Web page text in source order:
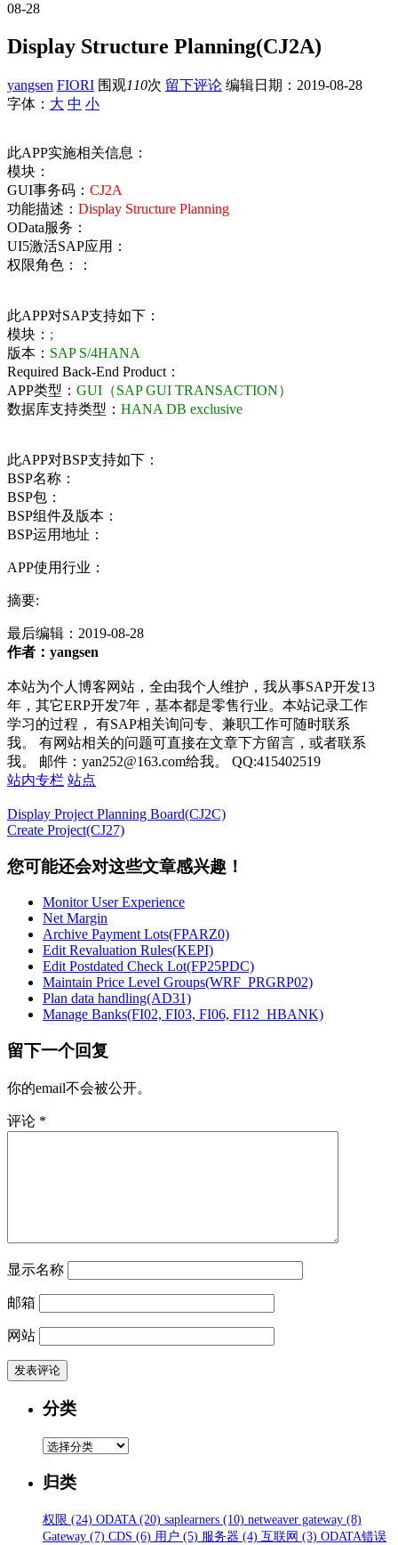
08-28
Display Structure Planning(CJ2A)
yangsen FIORI 围观110次 留下评论 编辑日期： 2019-08-28
字体： 大 中 小
此APP实施相关信息：
模块：
GUI事务码： CJ2A
功能描述： Display Structure Planning
OData服务：
UI5激活SAP应用：
权限角色：：
此APP对SAP支持如下：
模块： ;
版本： SAP S/4HANA
Required Back-End Product：
APP类型： GUI（SAP GUI TRANSACTION）
数据库支持类型： HANA DB exclusive
此APP对BSP支持如下：
BSP名称：
BSP包：
BSP组件及版本：
BSP运用地址：
APP使用行业：
摘要:
最后编辑： 2019-08-28
作者：yangsen
本站为个人博客网站，全由我个人维护，我从事SAP开发13
年，其它ERP开发7年，基本都是零售行业。本站记录工作
学习的过程， 有SAP相关询问专、兼职工作可随时联系
我。 有网站相关的问题可直接在文章下方留言，或者联系
我。 邮件：yan252@163.com给我。 QQ:415402519
站内专栏 站点
Display Project Planning Board(CJ2C)
Create Project(CJ27)
您可能还会对这些文章感兴趣！
Monitor User Experience
Net Margin
Archive Payment Lots(FPARZ0)
Edit Revaluation Rules(KEPI)
Edit Postdated Check Lot(FP25PDC)
Maintain Price Level Groups(WRF_PRGRP02)
Plan data handling(AD31)
Manage Banks(FI02, FI03, FI06, FI12_HBANK)
留下一个回复
你的email不会被公开。
评论 *
显示名称
邮箱
网站
分类
分
归类
权限 (24) ODATA (20) saplearners (10) netweaver gateway (8)
Gateway (7) CDS (6) 用户 (5) 服务器 (4) 互联网 (3) ODATA错误